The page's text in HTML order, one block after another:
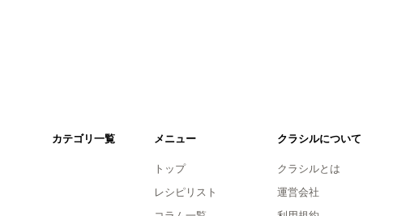
カテゴリ一覧 メニュー
トップ
レシピリスト
クラシルについて
クラシルとは
運営会社